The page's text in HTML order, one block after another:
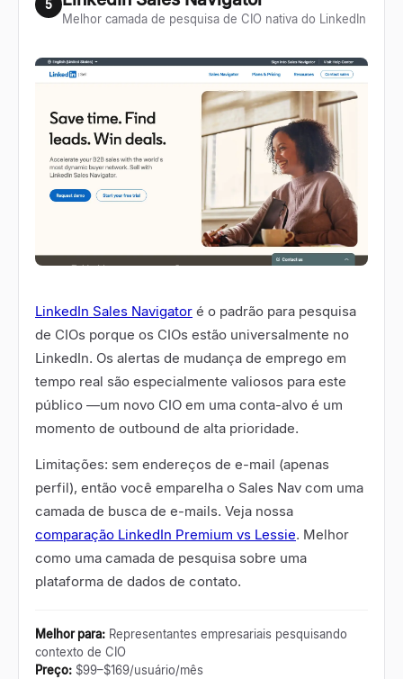
5
Melhor camada de pesquisa de CIO nativa do LinkedIn
LinkedIn Sales Navigator é o padrão para pesquisa
de CIOs porque os CIOs estão universalmente no
LinkedIn. Os alertas de mudança de emprego em
tempo real são especialmente valiosos para este
público —um novo CIO em uma conta-alvo é um
momento de outbound de alta prioridade.
Limitações: sem endereços de e-mail (apenas
perfil), então você emparelha o Sales Nav com uma
camada de busca de e-mails. Veja nossa
comparação LinkedIn Premium vs Lessie. Melhor
como uma camada de pesquisa sobre uma
plataforma de dados de contato.
Melhor para: Representantes empresariais pesquisando
contexto de CIO
Preço: $99–$169/usuário/mês